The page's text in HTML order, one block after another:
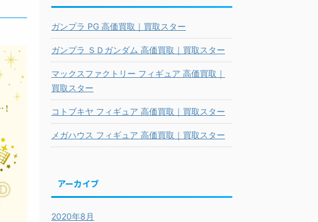
ガンプラ PG 高価買取｜買取スター
ガンプラ ＳＤガンダム 高価買取｜買取スター
マックスファクトリー フィギュア 高価買取｜
買取スター
コトブキヤ フィギュア 高価買取｜買取スター
メガハウス フィギュア 高価買取｜買取スター
アーカイブ
2020年8月